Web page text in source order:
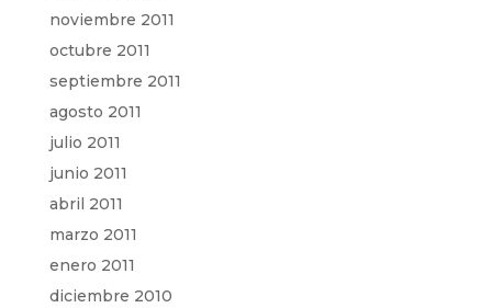
noviembre 2011
octubre 2011
septiembre 2011
agosto 2011
julio 2011
junio 2011
abril 2011
marzo 2011
enero 2011
diciembre 2010